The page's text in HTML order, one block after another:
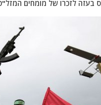
לזכרו של מומחים